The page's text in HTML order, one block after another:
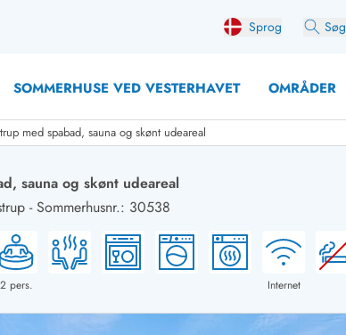
Sprog Søg
SOMMERHUSE VED VESTERHAVET OMRÅDER
med hund
Sommerhuse med søndagsskift
Sommerhuse med aktivitetsrum
Sommerhuse med ladestation (elbil)
Luksussommerhuse
med spabad, sauna og skønt udeareal
sauna og skønt udeareal
-Sommerhusnr.: 30538
2pers. Internet